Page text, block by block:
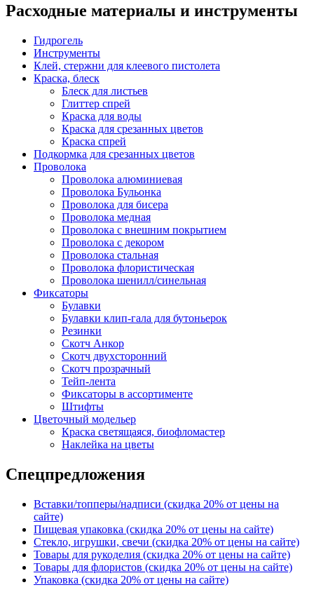
Расходные материалы и инструменты
Гидрогель
Инструменты
Клей, стержни для клеевого пистолета
Краска, блеск
Блеск для листьев
Глиттер спрей
Краска для воды
Краска для срезанных цветов
Краска спрей
Подкормка для срезанных цветов
Проволока
Проволока алюминиевая
Проволока Бульонка
Проволока для бисера
Проволока медная
Проволока с внешним покрытием
Проволока с декором
Проволока стальная
Проволока флористическая
Проволока шенилл/синельная
Фиксаторы
Булавки
Булавки клип-гала для бутоньерок
Резинки
Скотч Анкор
Скотч двухсторонний
Скотч прозрачный
Тейп-лента
Фиксаторы в ассортименте
Штифты
Цветочный модельер
Краска светящаяся, биофломастер
Наклейка на цветы
Спецпредложения
Вставки/топперы/надписи (скидка 20% от цены на
сайте)
Пищевая упаковка (скидка 20% от цены на сайте)
Стекло, игрушки, свечи (скидка 20% от цены на сайте)
Товары для рукоделия (скидка 20% от цены на сайте)
Товары для флористов (скидка 20% от цены на сайте)
Упаковка (скидка 20% от цены на сайте)